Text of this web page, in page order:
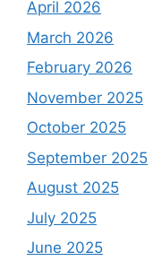
April 2026
March 2026
February 2026
November 2025
October 2025
September 2025
August 2025
July 2025
June 2025